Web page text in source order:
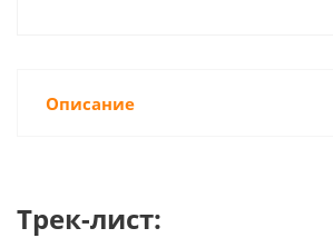
Описание
Трек-лист: